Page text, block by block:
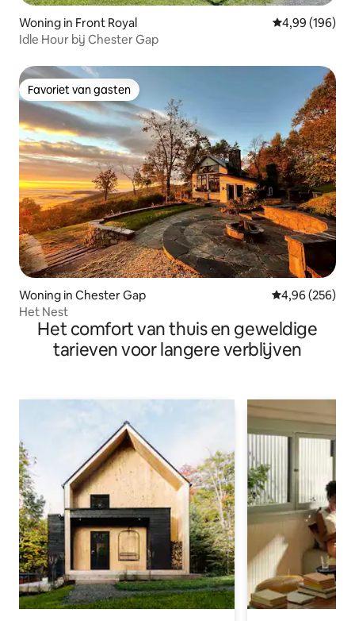
Woning in Front Royal Gemiddelde
4,99 (196)
Idle Hour bij Chester Gap
Favoriet van gasten
Favoriet van gasten
Woning in Chester Gap Gemiddelde
4,96 (256)
Het Nest
Het comfort van thuis en geweldige
tarieven voor langere verblijven